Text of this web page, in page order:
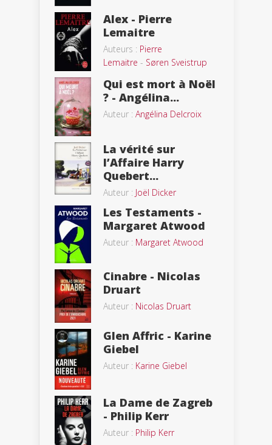
Alex - Pierre
Lemaitre
Auteurs : Pierre
Lemaitre - Søren Sveistrup
Qui est mort à Noël
? - Angélina...
Auteur : Angélina Delcroix
La vérité sur
l’Affaire Harry
Quebert...
Auteur : Joël Dicker
Les Testaments -
Margaret Atwood
Auteur : Margaret Atwood
Cinabre - Nicolas
Druart
Auteur : Nicolas Druart
Glen Affric - Karine
Giebel
Auteur : Karine Giebel
La Dame de Zagreb
- Philip Kerr
Auteur : Philip Kerr